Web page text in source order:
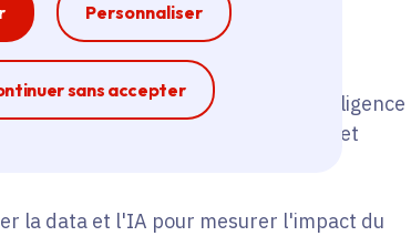
Personnaliser
sans accepter
Ferme la modale
à cette occasion :
efficacement les données et l'intelligence
concrètement, anticiper les crises et
la data et l'IA pour mesurer l'impact du